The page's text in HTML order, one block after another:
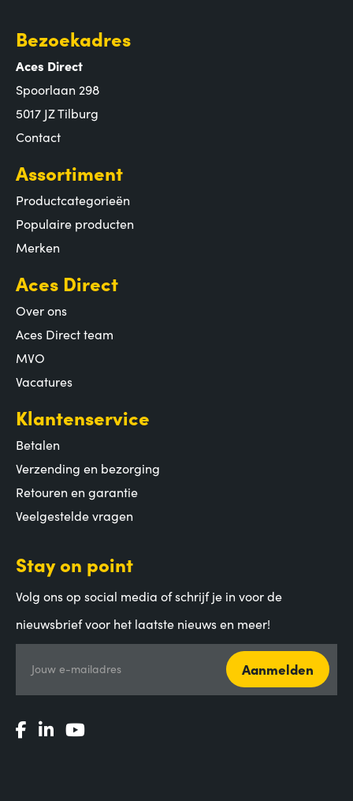
Bezoekadres
Aces Direct
Spoorlaan 298
5017 JZ Tilburg
Contact
Assortiment
Productcategorieën
Populaire producten
Merken
Aces Direct
Over ons
Aces Direct team
MVO
Vacatures
Klantenservice
Betalen
Verzending en bezorging
Retouren en garantie
Veelgestelde vragen
Stay on point
Volg ons op social media of schrijf je in voor de
nieuwsbrief voor het laatste nieuws en meer!
Jouw e-mailadres Aanmelden